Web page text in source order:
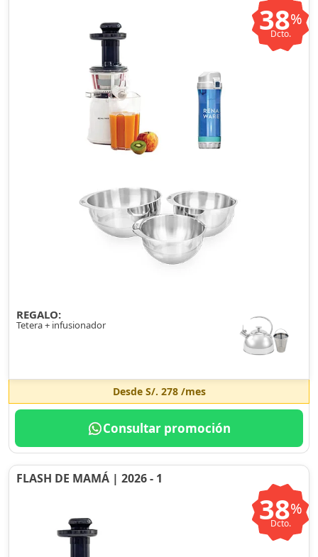
38%
Dcto.
REGALO:
Tetera + infusionador
Desde S/. 278/mes
Consultar promoción
FLASH DE MAMÁ | 2026 - 1
38%
Dcto.